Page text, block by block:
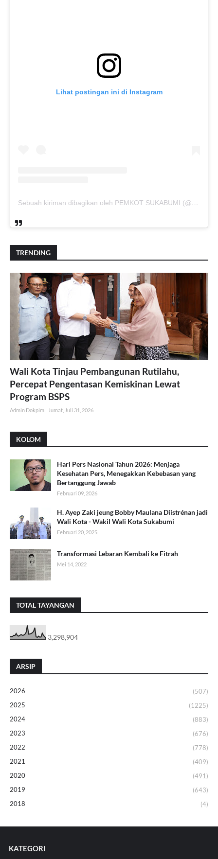
Lihat postingan ini di Instagram
Sebuah kiriman dibagikan oleh PEMKOT SUKABUMI (@pemkotsukabumi_)
TRENDING
Wali Kota Tinjau Pembangunan Rutilahu,
Percepat Pengentasan Kemiskinan Lewat
Program BSPS
Admin Dokpim Jumat, Juli 31, 2026
KOLOM
Hari Pers Nasional Tahun 2026: Menjaga
Kesehatan Pers, Menegakkan Kebebasan yang
Bertanggung Jawab
Februari 09, 2026
H. Ayep Zaki jeung Bobby Maulana Diistrénan jadi
Wali Kota - Wakil Wali Kota Sukabumi
Februari 20, 2025
Transformasi Lebaran Kembali ke Fitrah
Mei 14, 2022
TOTAL TAYANGAN
3,298,904
ARSIP
2026
(507)
2025
(1225)
2024
(883)
2023
(676)
2022
(778)
2021
(409)
2020
(491)
2019
(643)
2018
(4)
KATEGORI